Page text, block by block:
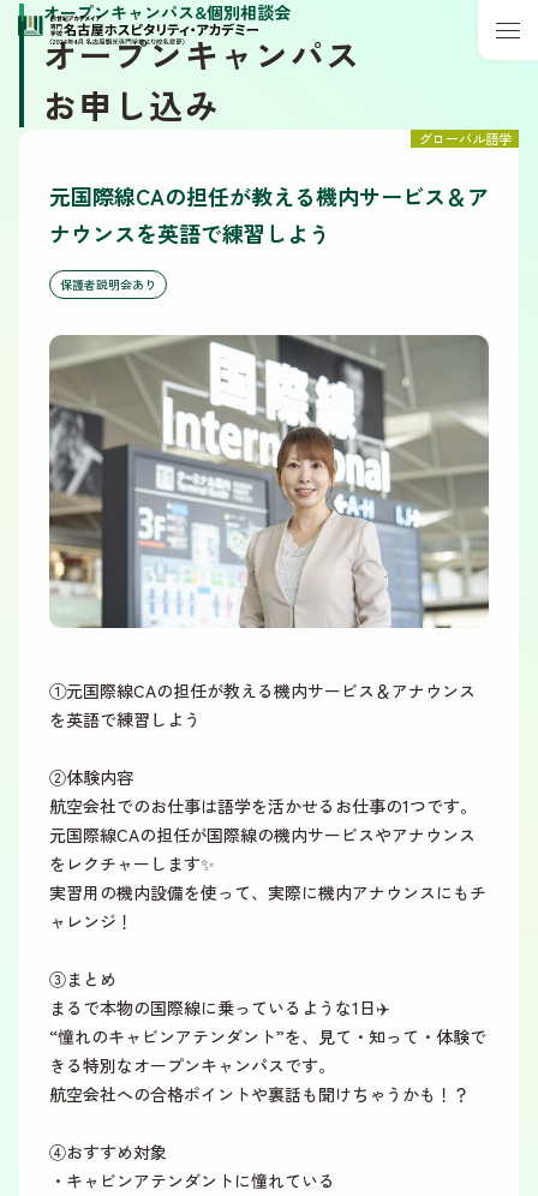
オープンキャンパス&個別相談会
オープンキャンパス
お申し込み
グローバル語学
元国際線CAの担任が教える機内サービス＆ア
ナウンスを英語で練習しよう
保護者説明会あり
①元国際線CAの担任が教える機内サービス＆アナウンス
を英語で練習しよう
②体験内容
航空会社でのお仕事は語学を活かせるお仕事の1つです。
元国際線CAの担任が国際線の機内サービスやアナウンス
をレクチャーします✨
実習用の機内設備を使って、実際に機内アナウンスにもチ
ャレンジ！
③まとめ
まるで本物の国際線に乗っているような1日✈️
“憧れのキャビンアテンダント”を、見て・知って・体験で
きる特別なオープンキャンパスです。
航空会社への合格ポイントや裏話も聞けちゃうかも！？
④おすすめ対象
・キャビンアテンダントに憧れている